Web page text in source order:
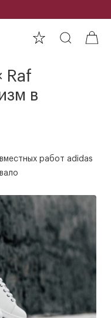
Raf
в
работ adidas